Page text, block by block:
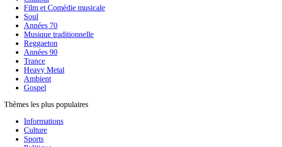
Film et Comédie musicale
Soul
Années 70
Musique traditionnelle
Reggaeton
Années 90
Trance
Heavy Metal
Ambient
Gospel
Thèmes les plus populaires
Informations
Culture
Sports